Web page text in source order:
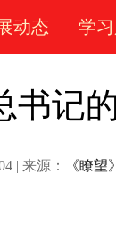
动态 学
书记
| 来源：
《瞭望》